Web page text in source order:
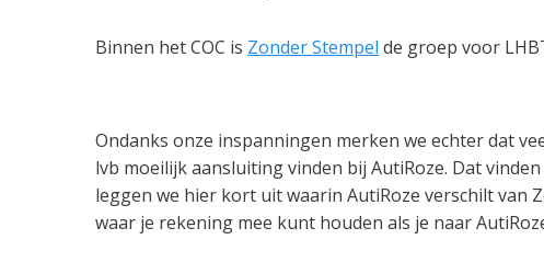
Binnen het COC is Zonder Stempel de groep voor
Ondanks onze inspanningen merken we echter dat
lvb moeilijk aansluiting vinden bij AutiRoze. Dat
leggen we hier kort uit waarin AutiRoze verschilt van
waar je rekening mee kunt houden als je naar